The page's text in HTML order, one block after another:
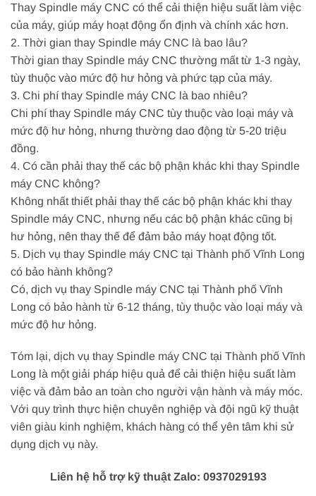
Thay Spindle máy CNC có thể cải thiện hiệu suất làm việc
của máy, giúp máy hoạt động ổn định và chính xác hơn.
2. Thời gian thay Spindle máy CNC là bao lâu?
Thời gian thay Spindle máy CNC thường mất từ 1-3 ngày,
tùy thuộc vào mức độ hư hỏng và phức tạp của máy.
3. Chi phí thay Spindle máy CNC là bao nhiêu?
Chi phí thay Spindle máy CNC tùy thuộc vào loại máy và
mức độ hư hỏng, nhưng thường dao động từ 5-20 triệu
đồng.
4. Có cần phải thay thế các bộ phận khác khi thay Spindle
máy CNC không?
Không nhất thiết phải thay thế các bộ phận khác khi thay
Spindle máy CNC, nhưng nếu các bộ phận khác cũng bị
hư hỏng, nên thay thế để đảm bảo máy hoạt động tốt.
5. Dịch vụ thay Spindle máy CNC tại Thành phố Vĩnh Long
có bảo hành không?
Có, dịch vụ thay Spindle máy CNC tại Thành phố Vĩnh
Long có bảo hành từ 6-12 tháng, tùy thuộc vào loại máy và
mức độ hư hỏng.
Tóm lại, dịch vụ thay Spindle máy CNC tại Thành phố Vĩnh
Long là một giải pháp hiệu quả để cải thiện hiệu suất làm
việc và đảm bảo an toàn cho người vận hành và máy móc.
Với quy trình thực hiện chuyên nghiệp và đội ngũ kỹ thuật
viên giàu kinh nghiệm, khách hàng có thể yên tâm khi sử
dụng dịch vụ này.
Liên hệ hỗ trợ kỹ thuật Zalo: 0937029193